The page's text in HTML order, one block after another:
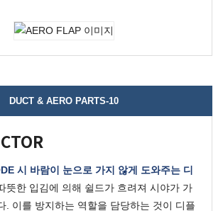
DUCT & AERO PARTS-10
시 바람이 눈으로 가지 않게 도와주는 디
뜻한 입김에 의해 쉴드가 흐려져 시야가 가
. 이를 방지하는 역할을 담당하는 것이 디플